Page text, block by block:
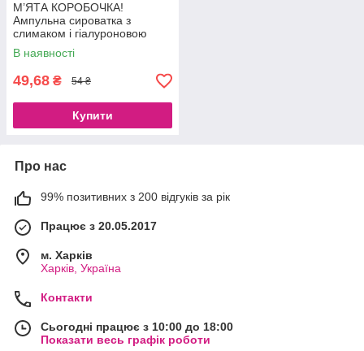
М’ЯТА КОРОБОЧКА!
Ампульна сироватка з
слимаком і гіалуроновою
кислотою від зморшок і
сухості Images Snail, 15 ml
В наявності
49,68 ₴ 54 ₴
Купити
Про нас
99% позитивних з 200 відгуків за рік
Працює з 20.05.2017
м. Харків
Харків, Україна
Контакти
Сьогодні працює з 10:00 до 18:00
Показати весь графік роботи